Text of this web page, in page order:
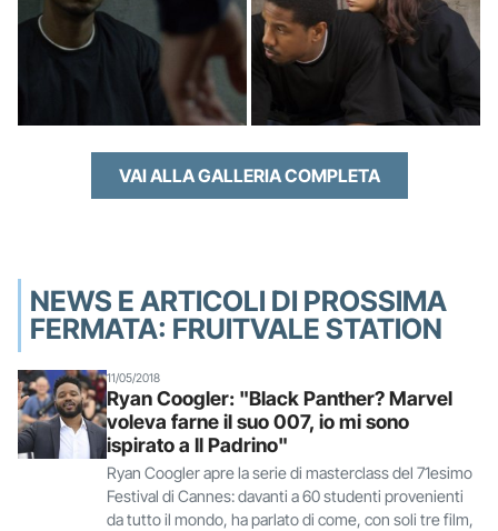
VAI ALLA GALLERIA COMPLETA
NEWS E ARTICOLI DI PROSSIMA
FERMATA: FRUITVALE STATION
11/05/2018
Ryan Coogler: "Black Panther? Marvel
voleva farne il suo 007, io mi sono
ispirato a Il Padrino"
Ryan Coogler apre la serie di masterclass del 71esimo
Festival di Cannes: davanti a 60 studenti provenienti
da tutto il mondo, ha parlato di come, con soli tre film,